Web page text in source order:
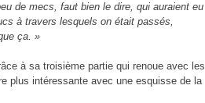
de mecs, faut bien le dire, qui auraient eu
à travers lesquels on était passés,
ça. »
à sa troisième partie qui renoue avec les
plus intéressante avec une esquisse de la